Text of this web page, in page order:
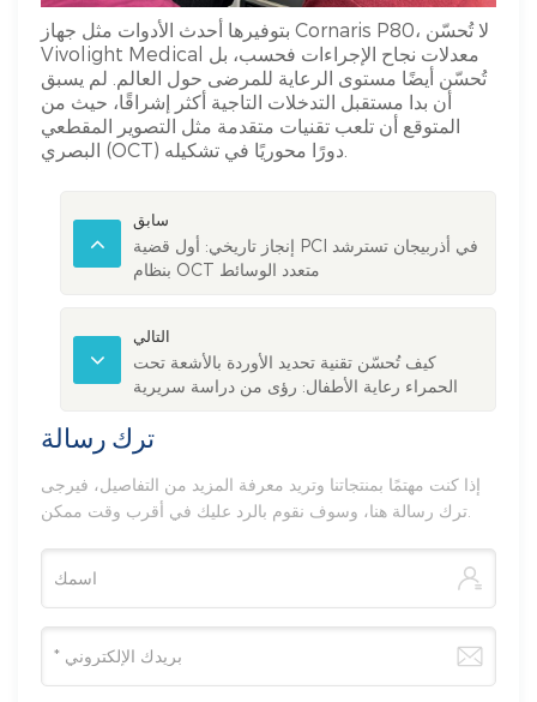
بتوفيرها أحدث الأدوات مثل جهاز Cornaris P80، لا تُحسّن
Vivolight Medical معدلات نجاح الإجراءات فحسب، بل
تُحسّن أيضًا مستوى الرعاية للمرضى حول العالم. لم يسبق
أن بدا مستقبل التدخلات التاجية أكثر إشراقًا، حيث من
المتوقع أن تلعب تقنيات متقدمة مثل التصوير المقطعي
سابق
إنجاز تاريخي: أول قضية PCI في أذربيجان تسترشد
بنظام OCT متعدد الوسائط
التالي
كيف تُحسّن تقنية تحديد الأوردة بالأشعة تحت
الحمراء رعاية الأطفال: رؤى من دراسة سريرية
ترك رسالة
إذا كنت مهتمًا بمنتجاتنا وتريد معرفة المزيد من التفاصيل، فيرجى